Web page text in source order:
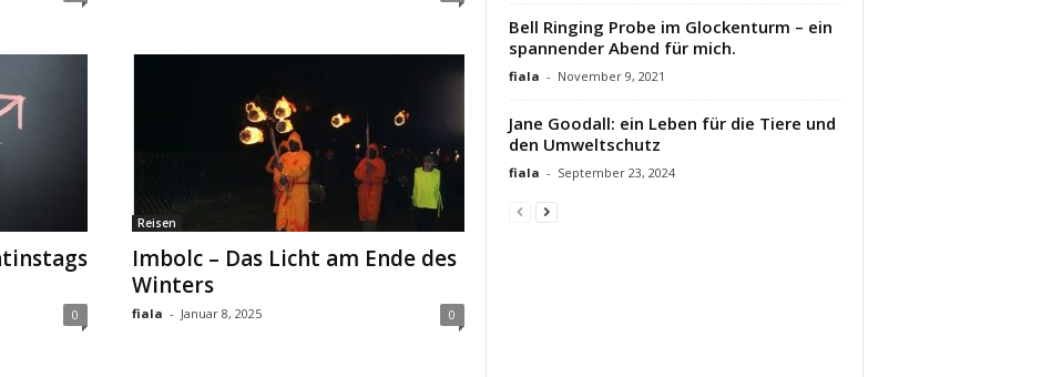
0
Reisen
Imbolc – Das Licht am Ende des
Winters
fiala - Januar 8, 2025 0
Bell Ringing Probe im Glockenturm – ein
spannender Abend für mich.
fiala - November 9, 2021
Jane Goodall: ein Leben für die Tiere und
den Umweltschutz
fiala - September 23, 2024